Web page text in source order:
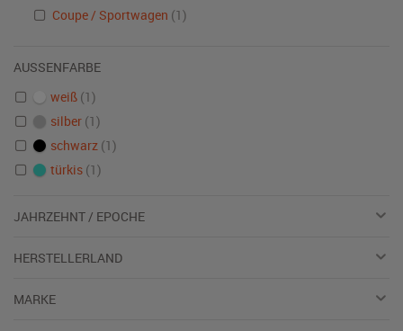
Coupe / Sportwagen (1)
AUSSENFARBE
weiß (1)
silber (1)
schwarz (1)
türkis (1)
JAHRZEHNT / EPOCHE
HERSTELLERLAND
MARKE